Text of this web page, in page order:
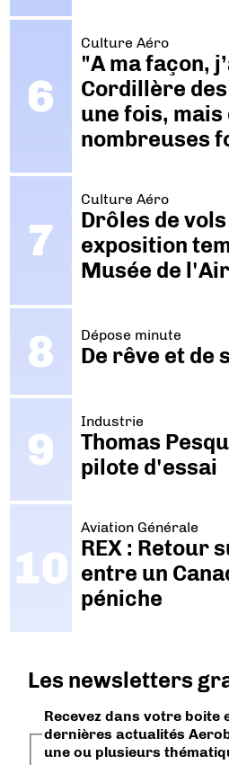
Culture Aéro
"A ma façon,
Cordillère des
une fois, mais
nombreuses
Culture Aéro
Drôles de
exposition
Musée de l'Air
Dépose minute
De rêve et de
Industrie
Thomas
pilote d'essai
Aviation Générale
REX : Retour
entre un
péniche
Les newsletters
Recevez dans votre boite
dernières actualités
une ou plusieurs